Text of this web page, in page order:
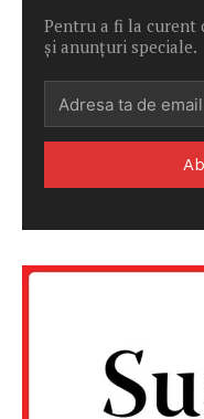
Pentru a fi la curent
și anunțuri speciale.